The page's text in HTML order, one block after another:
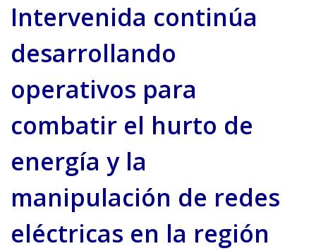
Intervenida continúa
desarrollando
operativos para
combatir el hurto de
energía y la
manipulación de redes
eléctricas en la región